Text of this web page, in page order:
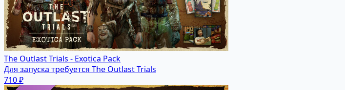
The Outlast Trials - Exotica Pack
Для запуска требуется The Outlast Trials
710 ₽